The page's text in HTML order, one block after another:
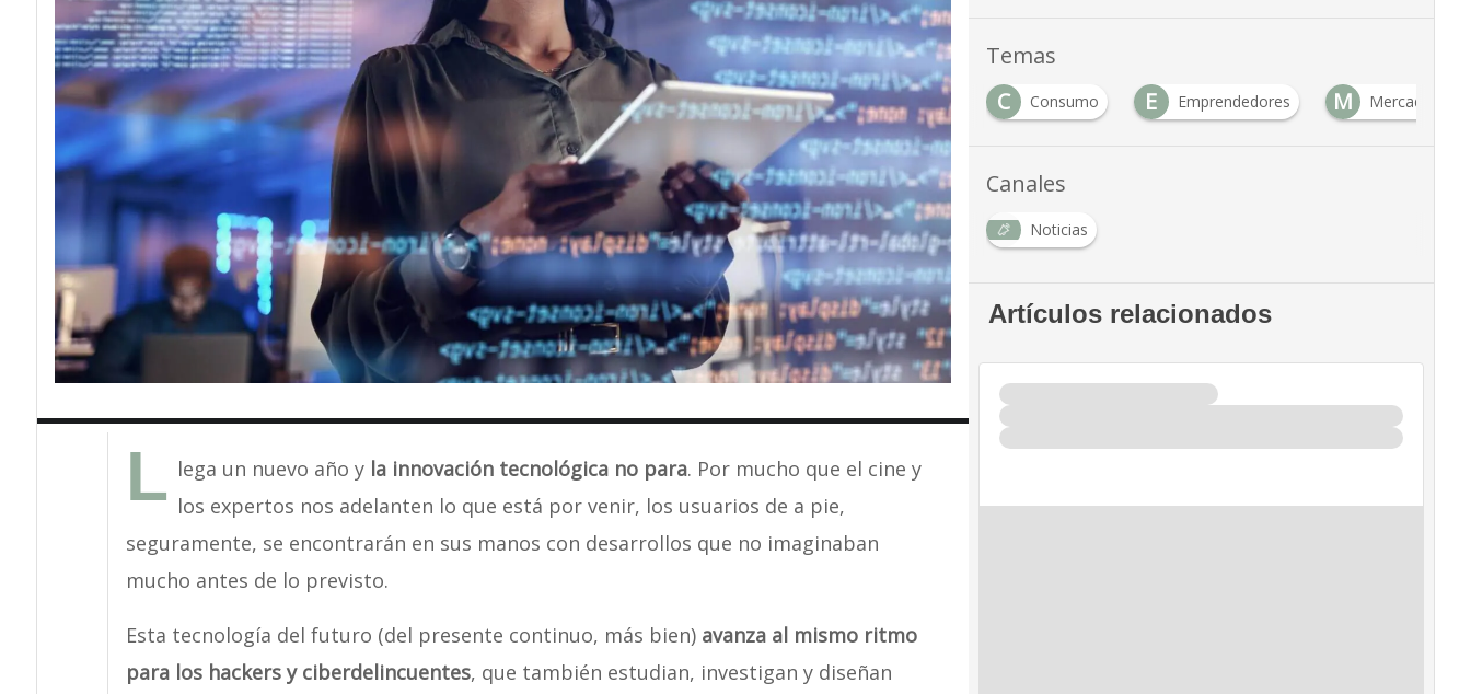
L lega un nuevo año y la innovación tecnológica no para. Por mucho que el cine y
los expertos nos adelanten lo que está por venir, los usuarios de a pie,
seguramente, se encontrarán en sus manos con desarrollos que no imaginaban
mucho antes de lo previsto.
Esta tecnología del futuro (del presente continuo, más bien) avanza al mismo ritmo
para los hackers y ciberdelincuentes, que también estudian, investigan y diseñan
Temas
C
Ciberseguridad C Consumo E Emprendedores M Mercado
Canales
Noticias
Artículos relacionados